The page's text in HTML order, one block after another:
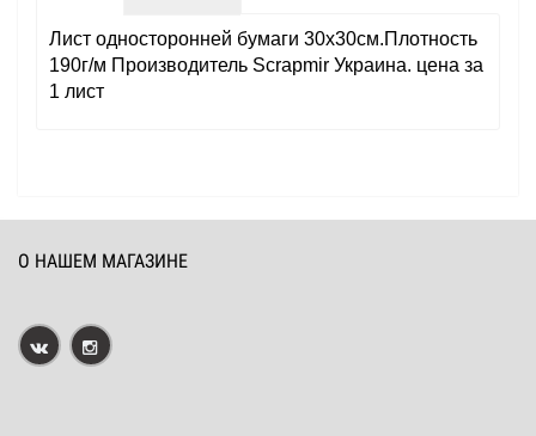
Лист односторонней бумаги 30x30см.Плотность
190г/м Производитель Scrapmir Украина. цена за
1 лист
О НАШЕМ МАГАЗИНЕ